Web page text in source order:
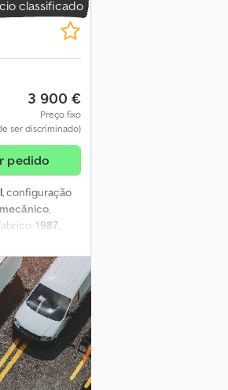
classificado
3 900 €
Preço fixo
ser discriminado)
pedido
, configuração
mecânico,
1987,
em vazio:
com